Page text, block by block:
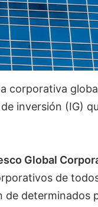
corporativa
inversión (IG)
Global
de
determinados